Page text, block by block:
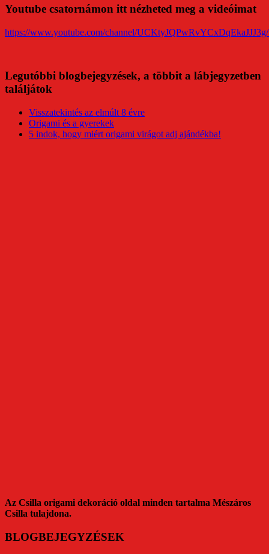
Youtube csatornámon itt nézheted meg a videóimat
https://www.youtube.com/channel/
Legutóbbi blogbejegyzések, a többit a lábjegyzetben
találjátok
Visszatekintés az elmúlt 8 évre
Origami és a gyerekek
5 indok, hogy miért origami virágot adj ajándékba!
Az Csilla origami dekoráció oldal minden tartalma Mészáros
Csilla tulajdona.
BLOGBEJEGYZÉSEK